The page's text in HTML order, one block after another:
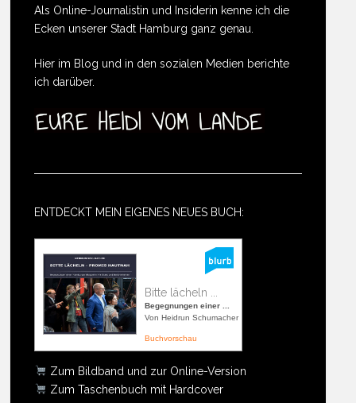
Als Online-Journalistin und Insiderin kenne ich die
Ecken unserer Stadt Hamburg ganz genau.
Hier im Blog und in den sozialen Medien berichte
ich darüber.
ENTDECKT MEIN EIGENES NEUES BUCH:
Bitte lächeln ...
Begegnungen einer ...
Von Heidrun Schumacher
Buchvorschau
Zum Bildband und zur Online-Version
Zum Taschenbuch mit Hardcover